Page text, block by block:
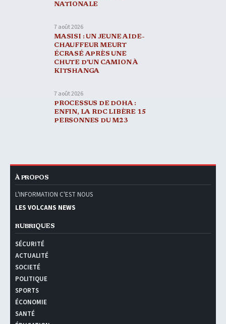
NATIONALE
7 août 2026
MASISI : UN JEUNE AIDE-
CHAUFFEUR MEURT
ÉCRASÉ APRÈS UNE
CHUTE D’UN CAMION À
KITSHANGA
7 août 2026
PROCESSUS DE DOHA :
ENFIN, LA RDC LIBÈRE 15
PERSONNES DU M23
À PROPOS
L'INFORMATION C'EST NOUS
LES VOLCANS NEWS
RUBRIQUES
SÉCURITÉ
ACTUALITÉ
SOCIETÉ
POLITIQUE
SPORTS
ÉCONOMIE
SANTÉ